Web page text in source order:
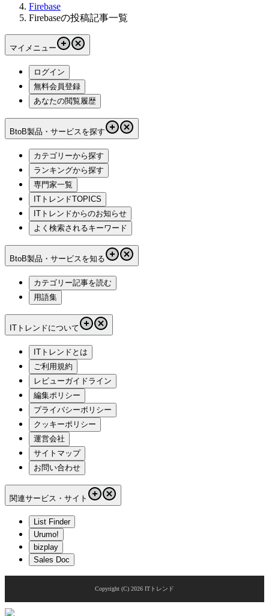
Firebase
Firebaseの投稿記事一覧
マイメニュー
ログイン
無料会員登録
あなたの閲覧履歴
BtoB製品・サービスを探す
カテゴリーから探す
ランキングから探す
専門家一覧
ITトレンドTOPICS
ITトレンドからのお知らせ
よく検索されるキーワード
BtoB製品・サービスを知る
カテゴリー記事を読む
用語集
ITトレンドについて
ITトレンドとは
ご利用規約
レビューガイドライン
編集ポリシー
プライバシーポリシー
クッキーポリシー
運営会社
サイトマップ
お問い合わせ
関連サービス・サイト
List Finder
Urumo!
bizplay
Sales Doc
Copyright (C) 2026 ITトレンド